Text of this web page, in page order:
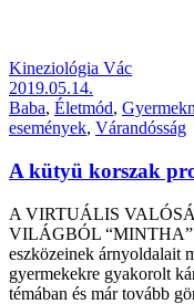
Kineziológia Vác
2019.05.14.
Baba, Életmód,
események, Várandósság
A kütyü korszak
A VIRTUÁLIS
VILÁGBÓL “MINTHA”
eszközeinek árnyoldalait
gyermekekre gyakorolt
témában és már tovább